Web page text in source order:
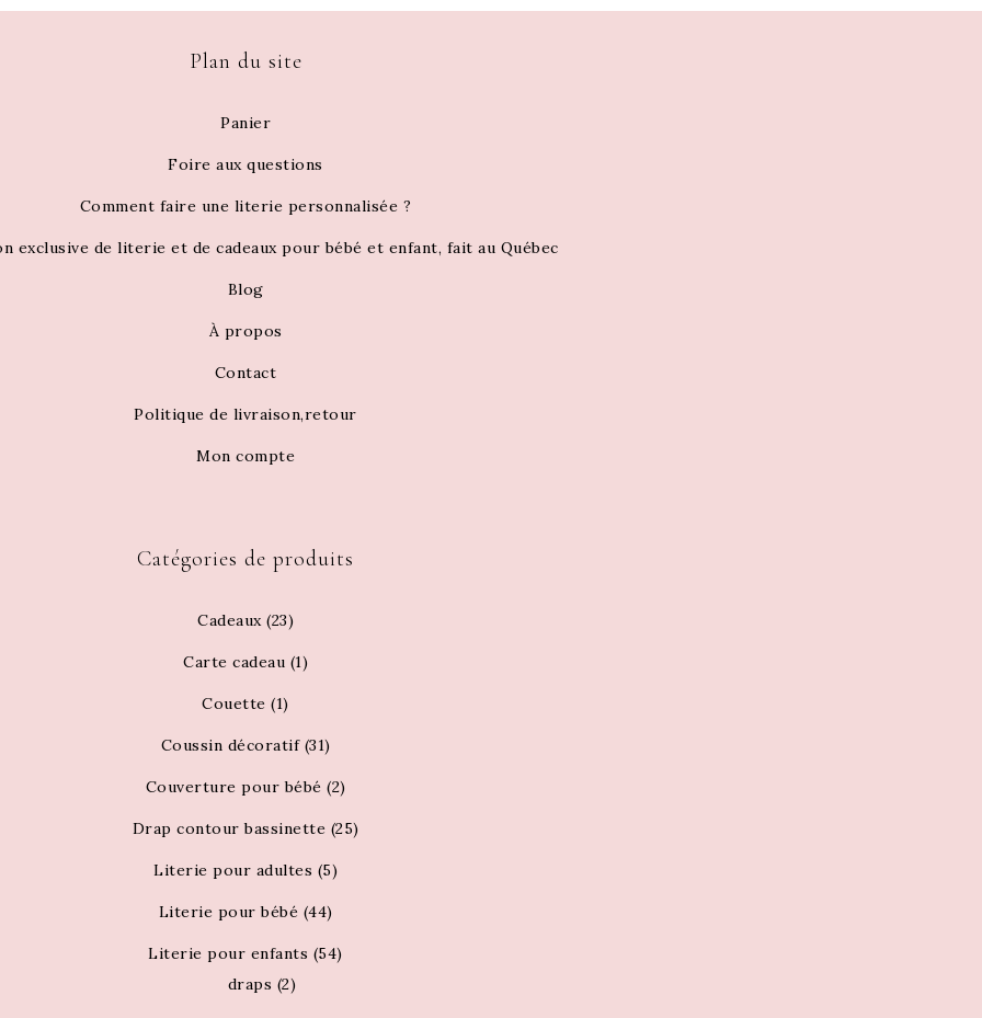
Plan du site
Panier
Foire aux questions
Comment faire une literie personnalisée ?
exclusive de literie et de cadeaux pour bébé et enfant, fait au Québec
Blog
À propos
Contact
Politique de livraison,retour
Mon compte
Catégories de produits
Cadeaux (23)
Carte cadeau (1)
Couette (1)
Coussin décoratif (31)
Couverture pour bébé (2)
Drap contour bassinette (25)
Literie pour adultes (5)
Literie pour bébé (44)
Literie pour enfants (54)
draps (2)